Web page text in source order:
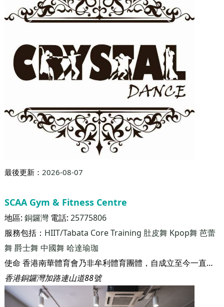
最後更新： 2026-08-07
SCAA Gym & Fitness Centre
地區: 銅鑼灣電話: 25775806
服務包括： HIIT/Tabata Core Training 肚皮舞 Kpop舞芭蕾
舞爵士舞中國舞 哈達瑜珈
使命 香港南華體育會乃非牟利體育團體，自成立至今一直以提倡體育，養成強健國民為宗旨，兼重德智兩育。 本會重視體育三線發展，本著『南華一家親』的精神，組織運動隊伍積極參與本地及海內外體壇各項競賽及體育交流，同時開展各項體育活動及訓練班，為培養體育年青新一代而努力，更把握廣大市民之脈搏，為六萬多名會員及廣大市民提供普及而優質健體設施。 展望 作為現時香港其中一所最具規模、最歷史悠久及群眾基礎最大的體育會，南華體育會將一如既往，貫徹我們『提倡體育，養成強健國民』的使命，為推動全民體育而努力。 在未來的日子，南華會將繼續擴建新體育大樓及翻新體育設施，並開發更多前瞻性的體育專案，為服務會員及市民大眾，更為本地體壇而努力。
香港銅鑼灣加路連山道88號